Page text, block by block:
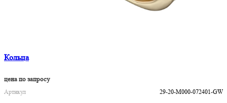
Кольца
цена по запросу
Артикул
29-20-M000-072401-GW